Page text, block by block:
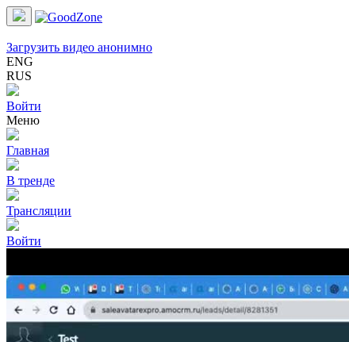
Загрузить видео анонимно
ENG
RUS
Войти
Меню
Главная
В тренде
Трансляции
Войти